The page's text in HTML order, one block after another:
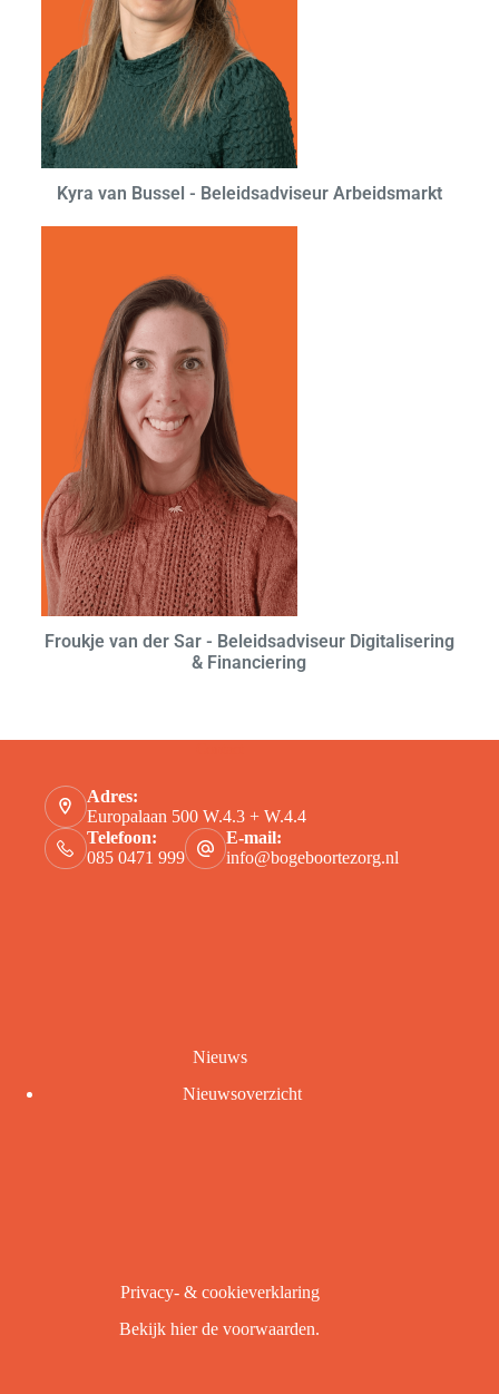
Kyra van Bussel - Beleidsadviseur Arbeidsmarkt
Froukje van der Sar - Beleidsadviseur Digitalisering
& Financiering
Adres:
Europalaan 500 W.4.3 + W.4.4
Telefoon:
085 0471 999
E-mail:
info@bogeboortezorg.nl
Nieuws
Nieuwsoverzicht
Privacy- & cookieverklaring
Bekijkhierde voorwaarden.